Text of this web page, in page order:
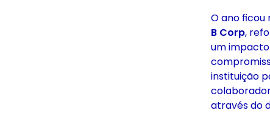
O ano ficou
B Corp,
um
instituição
através do